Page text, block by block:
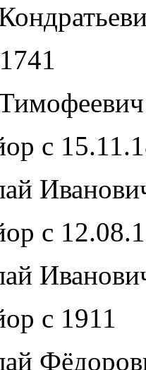
с
с
с 1911